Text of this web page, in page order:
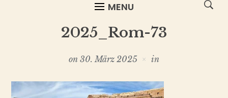
MENU
2025_Rom-73
on 30. März 2025 in